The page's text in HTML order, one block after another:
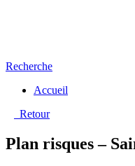
Recherche
Accueil
Retour
Plan risques –